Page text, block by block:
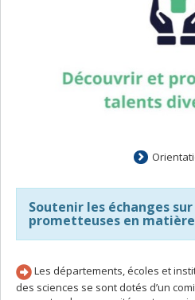
Soutenir les échanges
prometteuses en matière
Les départements, écoles et
des sciences se sont dotés d’un